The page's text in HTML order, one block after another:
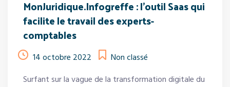
MonJuridique.Infogreffe : l’outil Saas qui
facilite le travail des experts-
comptables
14 octobre 2022
Non classé
Surfant sur la vague de la transformation digitale du